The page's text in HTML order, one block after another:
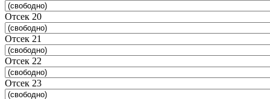
Отсек 20
Отсек 21
Отсек 22
Отсек 23